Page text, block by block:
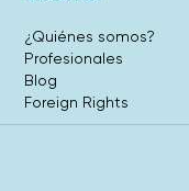
¿Quiénes somos?
Profesionales
Blog
Foreign Rights